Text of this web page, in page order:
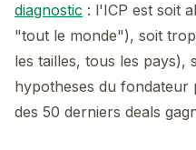
diagnostic : l'ICP est soit
"tout le monde"), soit
les tailles, tous les pays),
hypotheses du fondateur
des 50 derniers deals